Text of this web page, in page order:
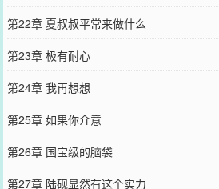
第22章 夏叔叔平常来做什么
第23章 极有耐心
第24章 我再想想
第25章 如果你介意
第26章 国宝级的脑袋
第27章 陆砚显然有这个实力